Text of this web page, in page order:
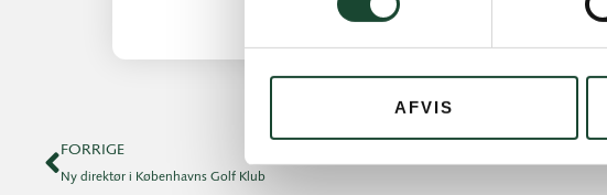
AFVIS
FORRIGE
Ny direktør i Københavns Golf Klub